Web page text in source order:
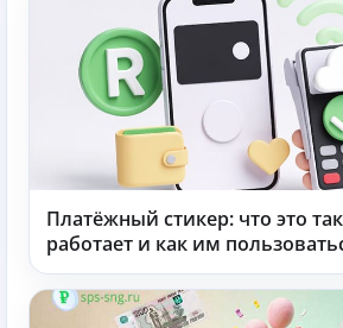
Платёжный стикер: что это
работает и как им